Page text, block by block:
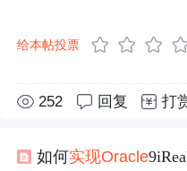
给本帖投票
252 回复 打
如何实现Oracle